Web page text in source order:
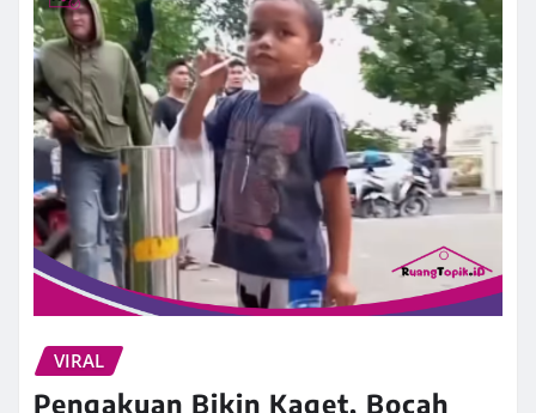
VIRAL
Pengakuan Bikin Kaget, Bocah